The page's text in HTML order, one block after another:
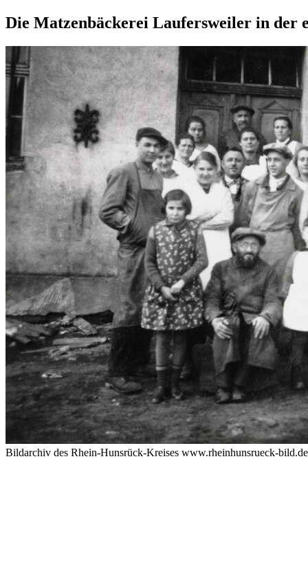
Die Matzenbäckerei Laufersweiler in der
Bildarchiv des Rhein-Hunsrück-Kreises www.rheinhunsrueck-